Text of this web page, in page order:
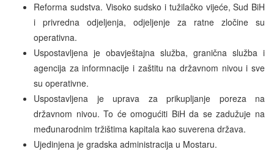
Reforma sudstva. Visoko sudsko i tužilačko vijeće, Sud BiH
i privredna odjeljenja, odjeljenje za ratne zločine su
operativna.
Uspostavljena je obavještajna služba, granična služba i
agencija za informnacije i zaštitu na državnom nivou i sve
su operativne.
Uspostavljena je uprava za prikupljanje poreza na
državnom nivou. To će omogućiti BiH da se zadužuje na
međunarodnim tržištima kapitala kao suverena država.
Ujedinjena je gradska administracija u Mostaru.